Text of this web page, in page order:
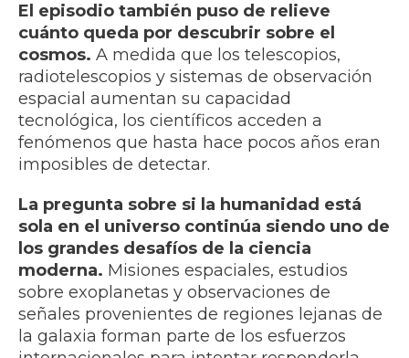
El episodio también puso de relieve
cuánto queda por descubrir sobre el
cosmos. A medida que los telescopios,
radiotelescopios y sistemas de observación
espacial aumentan su capacidad
tecnológica, los científicos acceden a
fenómenos que hasta hace pocos años eran
imposibles de detectar.
La pregunta sobre si la humanidad está
sola en el universo continúa siendo uno de
los grandes desafíos de la ciencia
moderna. Misiones espaciales, estudios
sobre exoplanetas y observaciones de
señales provenientes de regiones lejanas de
la galaxia forman parte de los esfuerzos